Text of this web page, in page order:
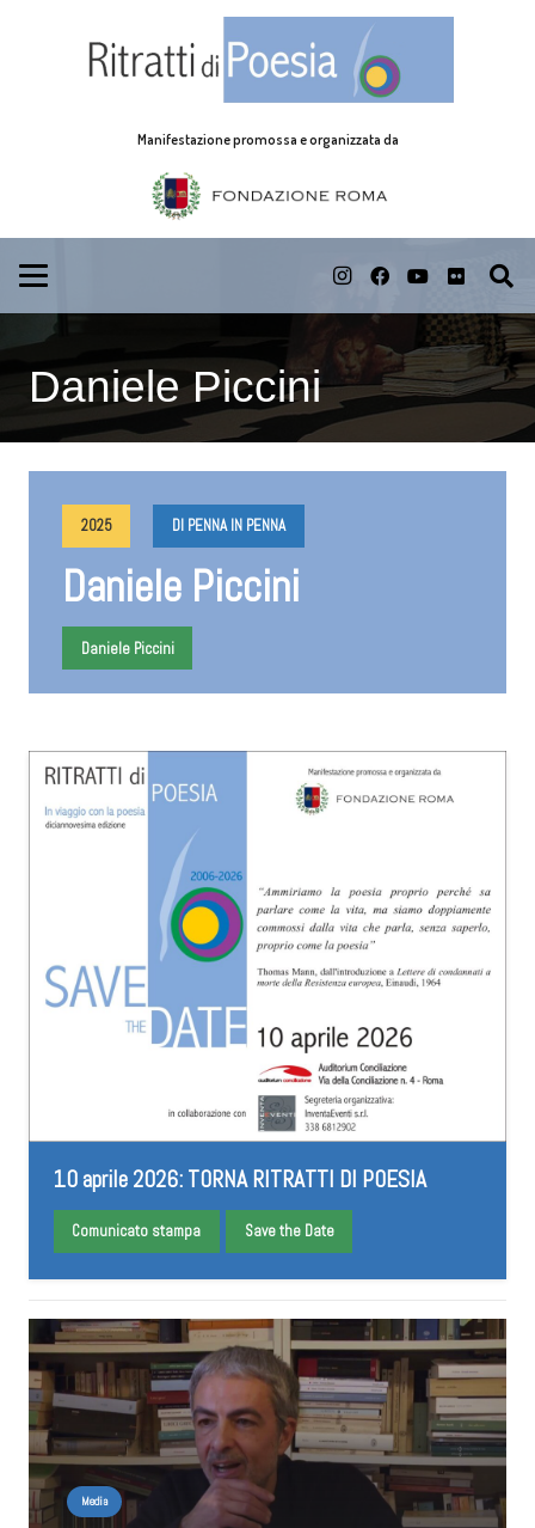
Manifestazione promossa e organizzata da
Daniele Piccini
2025 DI PENNA IN PENNA
Daniele Piccini
Daniele Piccini
10 aprile 2026: TORNA RITRATTI DI POESIA
Comunicato stampa Save the Date
Media